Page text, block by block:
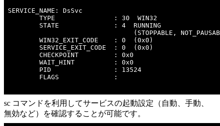
SERVICE_NAME: DsSvc
        TYPE               : 30  WIN32
        STATE              : 4  RUNNING
(STOPPABLE,
        WIN32_EXIT_CODE    : 0  (0x0)
        SERVICE_EXIT_CODE  : 0  (0x0)
        CHECKPOINT         : 0x0
        WAIT_HINT          : 0x0
        PID                : 13524
        FLAGS              :
sc コマンドを利用してサービスの起動設定（自動、手動、
無効など）を確認することが可能です。